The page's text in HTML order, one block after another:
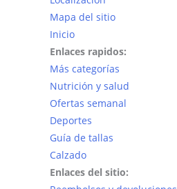
Mapa del sitio
Inicio
Enlaces rapidos:
Más categorías
Nutrición y salud
Ofertas semanal
Deportes
Guía de tallas
Calzado
Enlaces del sitio: